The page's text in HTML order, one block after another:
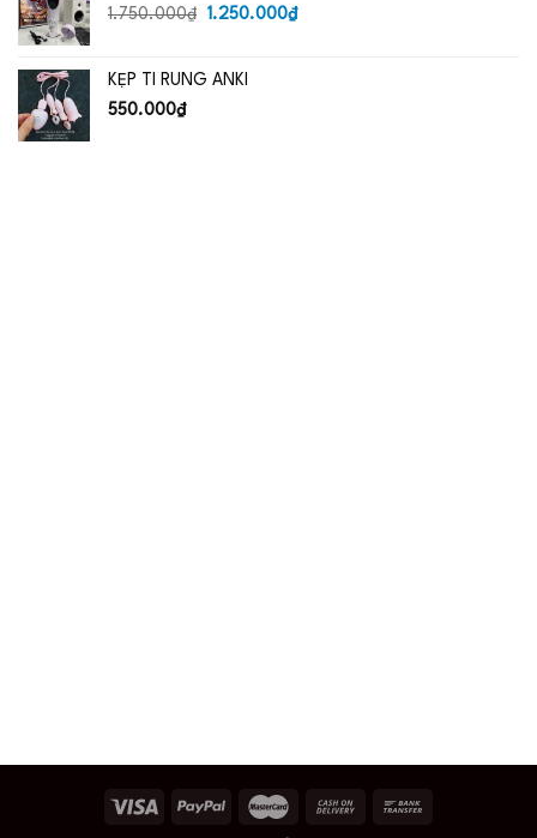
585.000₫.
1.750.000₫
Giá
1.750.000₫.
1.250.000₫Giá
KẸP TI RUNG ANKI
550.000₫